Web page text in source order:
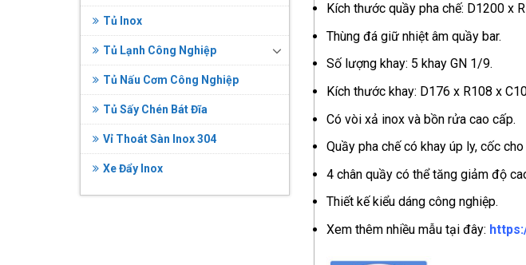
Tủ Inox
Tủ Lạnh Công Nghiệp
Tủ Nấu Cơm Công Nghiệp
Tủ Sấy Chén Bát Đĩa
Vỉ Thoát Sàn Inox 304
Xe Đẩy Inox
Kích thước quầy pha chế: D1200 x
Thùng đá giữ nhiệt âm quầy bar.
Số lượng khay: 5 khay GN 1/9.
Kích thước khay: D176 x R108 x
Có vòi xả inox và bồn rửa cao cấp.
Quầy pha chế có khay úp ly, cốc cho
4 chân quầy có thể tăng giảm độ
Thiết kế kiểu dáng công nghiệp.
Xem thêm nhiều mẫu tại đây: